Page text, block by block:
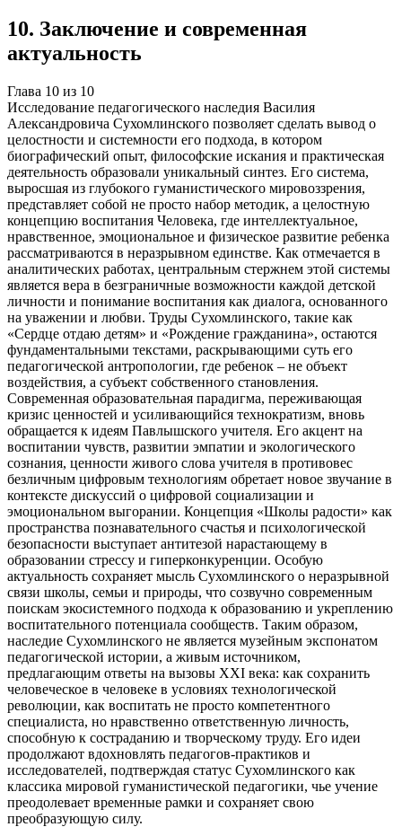
10. Заключение и современная
актуальность
Глава 10 из 10
Исследование педагогического наследия Василия
Александровича Сухомлинского позволяет сделать вывод о
целостности и системности его подхода, в котором
биографический опыт, философские искания и практическая
деятельность образовали уникальный синтез. Его система,
выросшая из глубокого гуманистического мировоззрения,
представляет собой не просто набор методик, а целостную
концепцию воспитания Человека, где интеллектуальное,
нравственное, эмоциональное и физическое развитие ребенка
рассматриваются в неразрывном единстве. Как отмечается в
аналитических работах, центральным стержнем этой системы
является вера в безграничные возможности каждой детской
личности и понимание воспитания как диалога, основанного
на уважении и любви. Труды Сухомлинского, такие как
«Сердце отдаю детям» и «Рождение гражданина», остаются
фундаментальными текстами, раскрывающими суть его
педагогической антропологии, где ребенок – не объект
воздействия, а субъект собственного становления.
Современная образовательная парадигма, переживающая
кризис ценностей и усиливающийся технократизм, вновь
обращается к идеям Павлышского учителя. Его акцент на
воспитании чувств, развитии эмпатии и экологического
сознания, ценности живого слова учителя в противовес
безличным цифровым технологиям обретает новое звучание в
контексте дискуссий о цифровой социализации и
эмоциональном выгорании. Концепция «Школы радости» как
пространства познавательного счастья и психологической
безопасности выступает антитезой нарастающему в
образовании стрессу и гиперконкуренции. Особую
актуальность сохраняет мысль Сухомлинского о неразрывной
связи школы, семьи и природы, что созвучно современным
поискам экосистемного подхода к образованию и укреплению
воспитательного потенциала сообществ. Таким образом,
наследие Сухомлинского не является музейным экспонатом
педагогической истории, а живым источником,
предлагающим ответы на вызовы XXI века: как сохранить
человеческое в человеке в условиях технологической
революции, как воспитать не просто компетентного
специалиста, но нравственно ответственную личность,
способную к состраданию и творческому труду. Его идеи
продолжают вдохновлять педагогов-практиков и
исследователей, подтверждая статус Сухомлинского как
классика мировой гуманистической педагогики, чье учение
преодолевает временные рамки и сохраняет свою
преобразующую силу.